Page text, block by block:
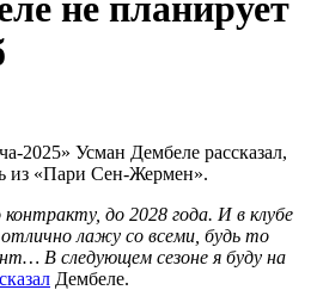
не планирует
2025» Усман Дембеле рассказал,
из «Пари Сен-Жермен».
до 2028 года. И в клубе
лажу со всеми, будь то
В следующем сезоне я буду на
сказал Дембеле.